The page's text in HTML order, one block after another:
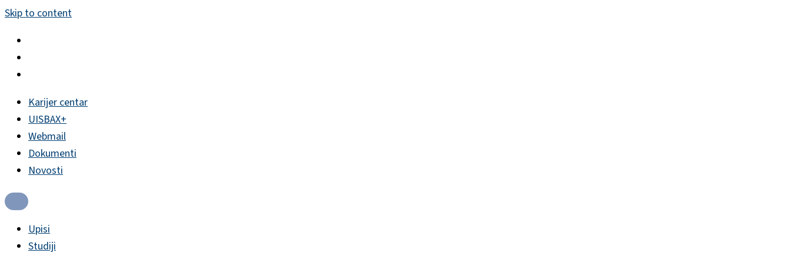
Skip to content
Karijer centar
UISBAX+
Webmail
Dokumenti
Novosti
Upisi
Studiji